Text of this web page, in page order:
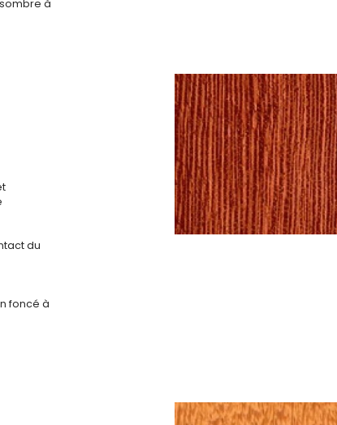
à
du
foncé à